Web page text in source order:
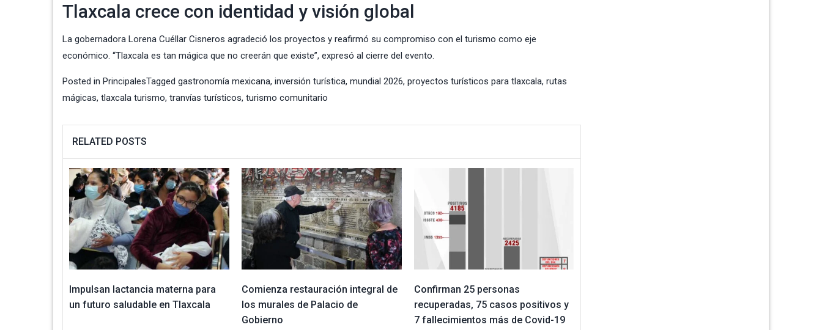
Tlaxcala crece con identidad y visión global
La gobernadora Lorena Cuéllar Cisneros agradeció los proyectos y reafirmó su compromiso con el turismo como eje
económico. “Tlaxcala es tan mágica que no creerán que existe”, expresó al cierre del evento.
Posted in PrincipalesTagged gastronomía mexicana, inversión turística, mundial 2026, proyectos turísticos para tlaxcala, rutas
mágicas, tlaxcala turismo, tranvías turísticos, turismo comunitario
RELATED POSTS
Impulsan lactancia materna para
un futuro saludable en Tlaxcala
Comienza restauración integral de
los murales de Palacio de
Gobierno
Confirman 25 personas
recuperadas, 75 casos positivos y
7 fallecimientos más de Covid-19